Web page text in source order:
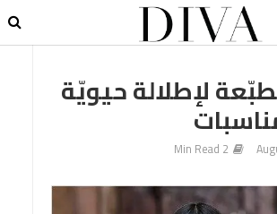
لإطلالة حيويّة
2 Min Read